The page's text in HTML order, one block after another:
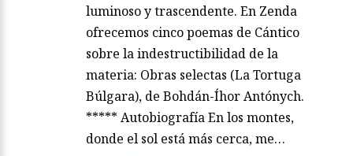
luminoso y trascendente. En Zenda
ofrecemos cinco poemas de Cántico
sobre la indestructibilidad de la
materia: Obras selectas (La Tortuga
Búlgara), de Bohdán-Íhor Antónych.
***** Autobiografía En los montes,
donde el sol está más cerca, me…